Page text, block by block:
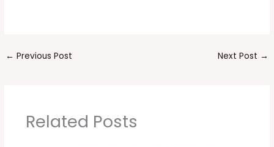
← Previous Post Next Post →
Related Posts